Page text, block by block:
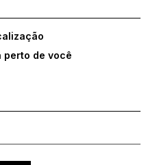
perto de você